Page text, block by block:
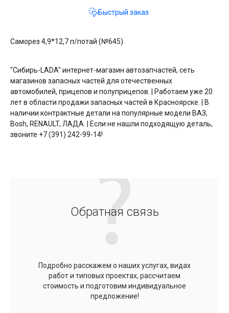
Быстрый заказ
Саморез 4,9*12,7 п/потай (№645)
"Сибирь-LADA" интернет-магазин автозапчастей, сеть
магазинов запасных частей для отечественных
автомобилей, прицепов и полуприцепов. | Работаем уже 20
лет в области продажи запасных частей в Красноярске. | В
наличии контрактные детали на популярные модели ВАЗ,
Bosh, RENAULT, ЛАДА. | Если не нашли подходящую деталь,
звоните +7 (391) 242-99-14!
Обратная связь
Подробно расскажем о наших услугах, видах
работ и типовых проектах, рассчитаем
стоимость и подготовим индивидуальное
предложение!